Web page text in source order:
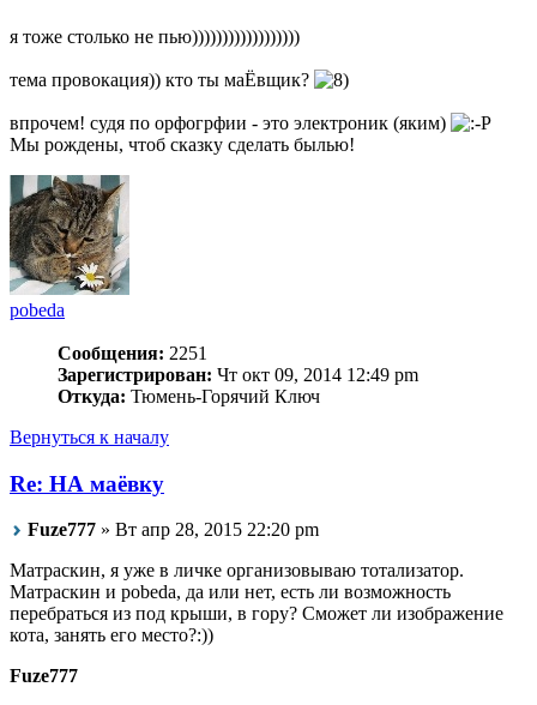
я тоже столько не пью))))))))))))))))))
тема провокация)) кто ты маЁвщик?
впрочем! судя по орфогрфии - это электроник (яким)
Мы рождены, чтоб сказку сделать былью!
pobeda
Сообщения: 2251
Зарегистрирован: Чт окт 09, 2014 12:49 pm
Откуда: Тюмень-Горячий Ключ
Вернуться к началу
Re: НА маёвку
Fuze777 » Вт апр 28, 2015 22:20 pm
Матраскин, я уже в личке организовываю тотализатор.
Матраскин и pobeda, да или нет, есть ли возможность
перебраться из под крыши, в гору? Сможет ли изображение
кота, занять его место?:))
Fuze777